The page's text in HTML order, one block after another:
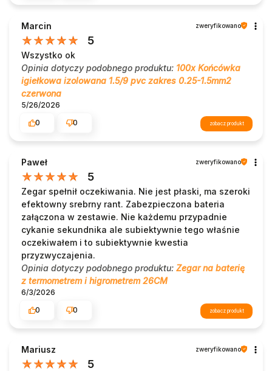
Marcin zweryfikowano
5
Wszystko ok
Opinia dotyczy podobnego produktu: 100x Końcówka
igiełkowa izolowana 1.5/9 pvc zakres 0.25-1.5mm2
czerwona
5/26/2026
0
0 zobacz produkt
Paweł zweryfikowano
5
Zegar spełnił oczekiwania. Nie jest płaski, ma szeroki
efektowny srebrny rant. Zabezpieczona bateria
załączona w zestawie. Nie każdemu przypadnie
cykanie sekundnika ale subiektywnie tego właśnie
oczekiwałem i to subiektywnie kwestia
przyzwyczajenia.
Opinia dotyczy podobnego produktu: Zegar na baterię
z termometrem i higrometrem 26CM
6/3/2026
0
0 zobacz produkt
Mariusz zweryfikowano
5